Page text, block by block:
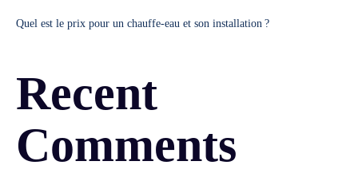
Quel est le prix pour un chauffe-eau et son installation ?
Recent
Comments